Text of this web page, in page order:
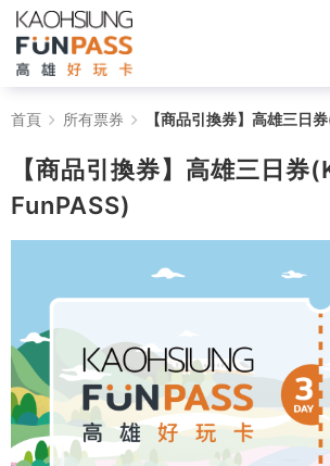
【商
品
引
換
券】
高
雄
三
首頁 所有票券
【商品引換券】高雄三日
FunPASS)